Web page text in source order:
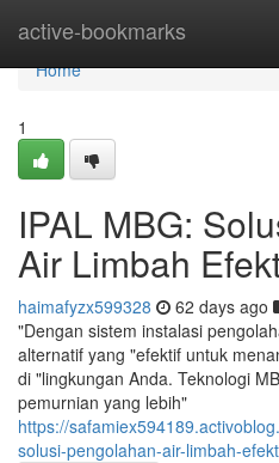
active-bookmarks
Home
Home
1
IPAL MBG:
Air Limbah
haimafyzx599328 62 days ago
"Dengan sistem instalasi
alternatif yang "efektif untuk
di "lingkungan Anda. Teknologi
pemurnian yang lebih"
https://
solusi-pengolahan-air-limbah-